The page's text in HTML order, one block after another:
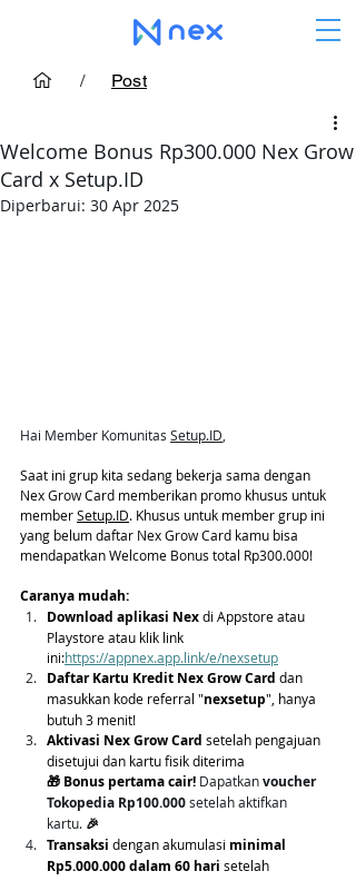
/ Post
Welcome Bonus Rp300.000 Nex Grow
Card x Setup.ID
Diperbarui: 30 Apr 2025
Hai Member Komunitas Setup.ID,
Saat ini grup kita sedang bekerja sama dengan
Nex Grow Card memberikan promo khusus untuk
member Setup.ID. Khusus untuk member grup ini
yang belum daftar Nex Grow Card kamu bisa
mendapatkan Welcome Bonus total Rp300.000!
Caranya mudah:
Download aplikasi Nex di Appstore atau
Playstore atau klik link
ini:https://appnex.app.link/e/nexsetup
Daftar Kartu Kredit Nex Grow Card dan
masukkan kode referral "nexsetup", hanya
butuh 3 menit!
Aktivasi Nex Grow Card setelah pengajuan
disetujui dan kartu fisik diterima
🎁 Bonus pertama cair! Dapatkan voucher
Tokopedia Rp100.000 setelah aktifkan
kartu. 🎉
Transaksi dengan akumulasi minimal
Rp5.000.000 dalam 60 hari setelah